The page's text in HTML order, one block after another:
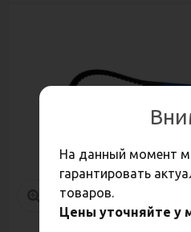
На данный момент
гарантировать
товаров.
Цены уточняйте у